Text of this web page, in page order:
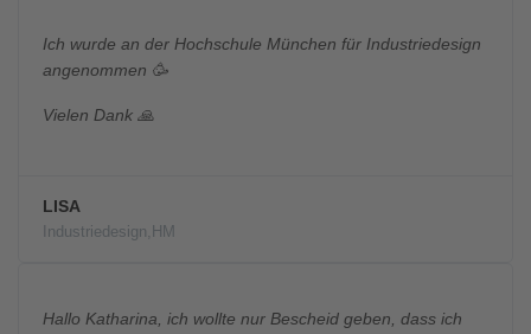
Ich wurde an der Hochschule München für Industriedesign
angenommen 🥳
Vielen Dank 🙏
LISA
Industriedesign,HM
Hallo Katharina, ich wollte nur Bescheid geben, dass ich